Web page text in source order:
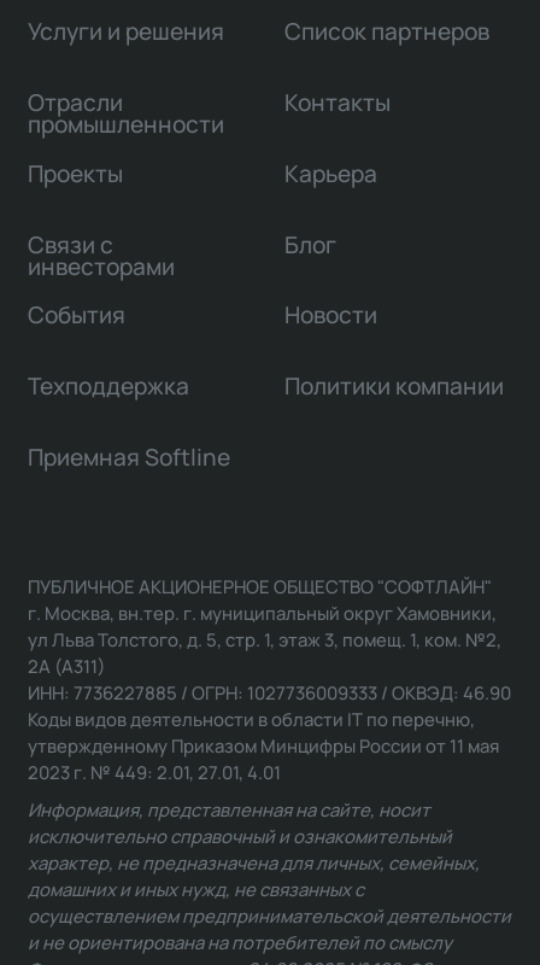
Услуги и решения
Отрасли
промышленности
Проекты
Связи с
инвесторами
Список партнеров
Контакты
Карьера
Блог
События Новости
Техподдержка Политики компании
Приемная Softline
ПУБЛИЧНОЕ АКЦИОНЕРНОЕ ОБЩЕСТВО "СОФТЛАЙН"
г. Москва, вн.тер. г. муниципальный округ Хамовники,
ул Льва Толстого, д. 5, стр. 1, этаж 3, помещ. 1, ком. №2,
2А (А311)
ИНН: 7736227885 / ОГРН: 1027736009333 / ОКВЭД: 46.90
Коды видов деятельности в области IT по перечню,
утвержденному Приказом Минцифры России от 11 мая
2023 г. № 449: 2.01, 27.01, 4.01
Информация, представленная на сайте, носит
исключительно справочный и ознакомительный
характер, не предназначена для личных, семейных,
домашних и иных нужд, не связанных с
осуществлением предпринимательской деятельности
и не ориентирована на потребителей по смыслу